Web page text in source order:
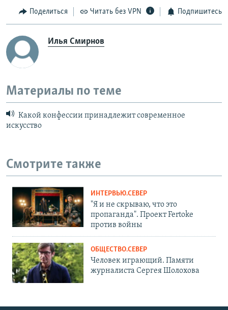
Поделиться Читать без VPN Подпишитесь
Илья Смирнов
Материалы по теме
Какой конфессии принадлежит современное
искусство
Смотрите также
ИНТЕРВЬЮ.СЕВЕР
"Я и не скрываю, что это
пропаганда". Проект Fertoke
против войны
ОБЩЕСТВО.СЕВЕР
Человек играющий. Памяти
журналиста Сергея Шолохова